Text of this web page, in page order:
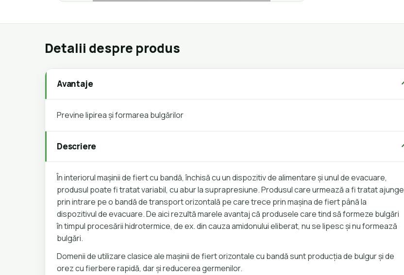
Detalii despre produs
Avantaje
Previne lipirea și formarea bulgărilor
Descriere
În interiorul mașinii de fiert cu bandă, închisă cu un dispozitiv de alimentare și unul de evacuare,
produsul poate fi tratat variabil, cu abur la suprapresiune. Produsul care urmează a fi tratat ajunge
prin intrare pe o bandă de transport orizontală pe care trece prin mașina de fiert până la
dispozitivul de evacuare. De aici rezultă marele avantaj că produsele care tind să formeze bulgări
în timpul procesării hidrotermice, de ex. din cauza amidonului eliberat, nu se lipesc și nu formează
bulgări.
Domenii de utilizare clasice ale mașinii de fiert orizontale cu bandă sunt producția de bulgur și de
orez cu fierbere rapidă, dar și reducerea germenilor.